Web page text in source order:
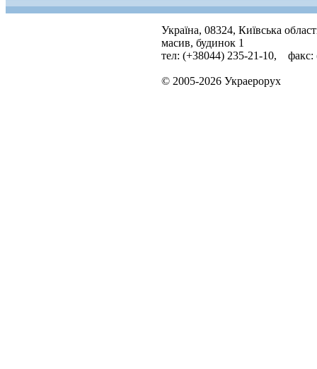
Україна, 08324, Київська
масив, будинок 1
тел: (+38044) 235-21-10, факс:
© 2005-2026 Украерорух